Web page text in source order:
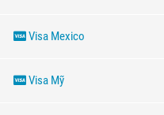
Visa Mexico
Visa Mỹ